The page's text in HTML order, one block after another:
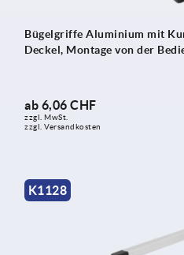
Bügelgriffe Aluminium mit
Deckel, Montage von der
ab 6,06 CHF
zzgl. MwSt.
zzgl. Versandkosten
K1128